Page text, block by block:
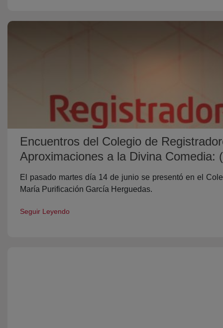
Encuentros del Colegio de
Aproximaciones a la Divina Comedia:
El pasado martes día 14 de junio se presentó en el
María Purificación García Herguedas.
Seguir Leyendo